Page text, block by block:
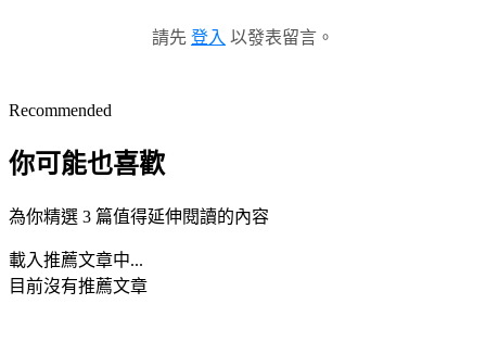
請先 登入 以發表留言。
Recommended
你可能也喜歡
為你精選 3 篇值得延伸閱讀的內容
載入推薦文章中...
目前沒有推薦文章